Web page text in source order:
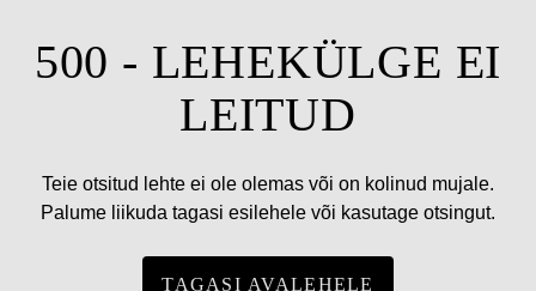
500 - LEHEKÜLGE EI
LEITUD
Teie otsitud lehte ei ole olemas või on kolinud mujale.
Palume liikuda tagasi esilehele või kasutage otsingut.
TAGASI AVALEHELE